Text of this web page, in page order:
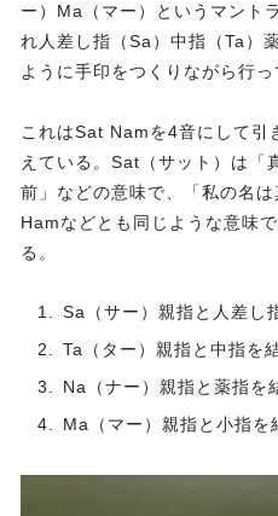
ー）Ma（マー）というマント
れ人差し指（Sa）中指（Ta）
ように手印をつくりながら行っ
これはSat Namを4音にして引
えている。Sat（サット）は「
前」などの意味で、「私の名
Hamなどとも同じような意味
る。
Sa（サー）親指と人差し
Ta（ター）親指と中指を
Na（ナー）親指と薬指を
Ma（マー）親指と小指を